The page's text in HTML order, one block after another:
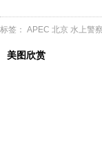
标签： APEC 北京 水上警察
美图欣赏